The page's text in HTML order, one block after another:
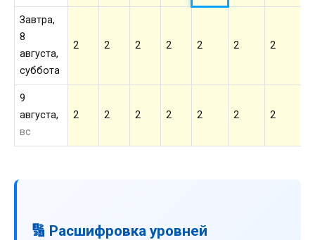
Завтра,
8
августа,
суббота
2 2 2 2 2 2 2
9
августа,
вс
2 2 2 2 2 2 2
🔢 Расшифровка уровней